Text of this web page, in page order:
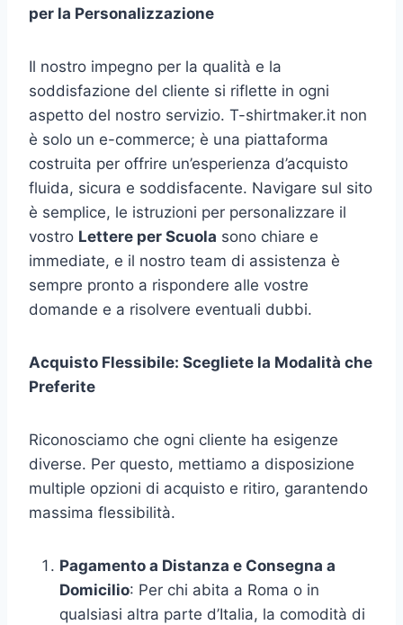
per la Personalizzazione
Il nostro impegno per la qualità e la
soddisfazione del cliente si riflette in ogni
aspetto del nostro servizio. T-shirtmaker.it non
è solo un e-commerce; è una piattaforma
costruita per offrire un’esperienza d’acquisto
fluida, sicura e soddisfacente. Navigare sul sito
è semplice, le istruzioni per personalizzare il
vostro Lettere per Scuola sono chiare e
immediate, e il nostro team di assistenza è
sempre pronto a rispondere alle vostre
domande e a risolvere eventuali dubbi.
Acquisto Flessibile: Scegliete la Modalità che
Preferite
Riconosciamo che ogni cliente ha esigenze
diverse. Per questo, mettiamo a disposizione
multiple opzioni di acquisto e ritiro, garantendo
massima flessibilità.
Pagamento a Distanza e Consegna a
Domicilio: Per chi abita a Roma o in
qualsiasi altra parte d’Italia, la comodità di